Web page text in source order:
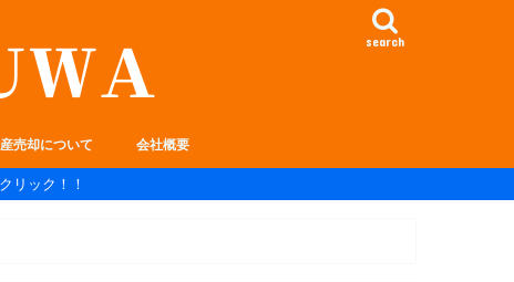
search
売却について 会社概要
リック！！